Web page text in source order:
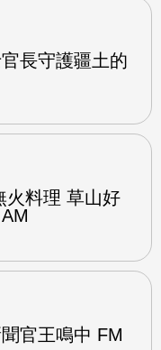
長守護疆土的
火料理 草山好
官王鳴中 FM